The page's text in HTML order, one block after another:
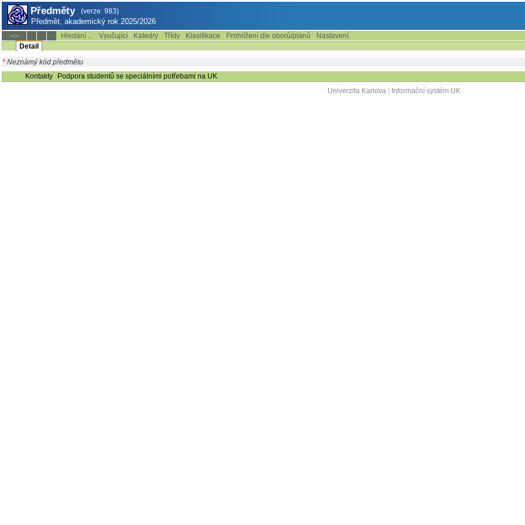
Předměty (verze: 983)
Předmět, akademický rok 2025/2026
--:-- Hledání ... Vyučující Katedry Třídy Klasifikace Prohlížení dle oborů/plánů
Nastavení
Detail
* Neznámý kód předmětu
Kontakty
Podpora studentů se speciálními potřebami na UK
Univerzita Karlova| Informační systém UK